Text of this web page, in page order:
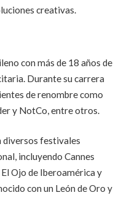
creativas.
con más de 18 años de
Durante su carrera
de renombre como
y NotCo, entre otros.
diversos festivales
incluyendo Cannes
Ojo de Iberoamérica y
con un León de Oro y